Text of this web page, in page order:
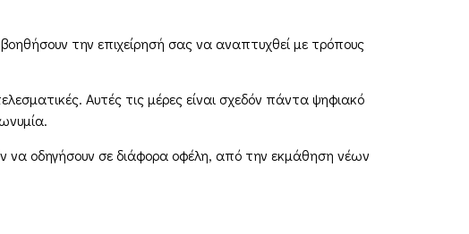
την επιχείρησή σας να αναπτυχθεί με τρόπους
Αυτές τις μέρες είναι σχεδόν πάντα ψηφιακό
να οδηγήσουν σε διάφορα οφέλη, από την εκμάθηση νέων